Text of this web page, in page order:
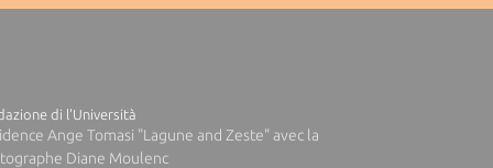
di l'Università
Ange Tomasi "Lagune and Zeste" avec la
Diane Moulenc